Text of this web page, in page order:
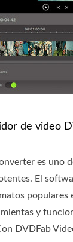
de video
es uno
El
populares
y
DVDFab